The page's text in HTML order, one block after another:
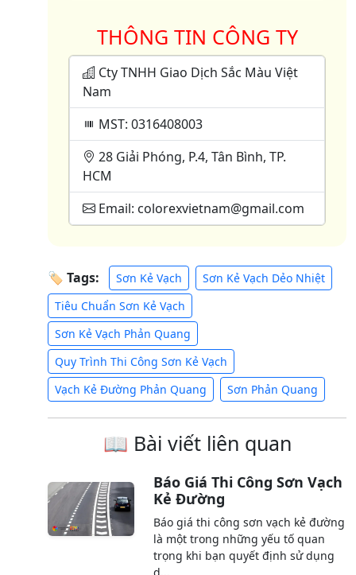
THÔNG TIN CÔNG TY
Cty TNHH Giao Dịch Sắc Màu Việt
Nam
MST: 0316408003
28 Giải Phóng, P.4, Tân Bình, TP.
HCM
Email: colorexvietnam@gmail.com
🏷 Tags: Sơn Kẻ Vạch
Sơn Kẻ Vạch Dẻo Nhiệt
Tiêu Chuẩn Sơn Kẻ Vạch
Sơn Kẻ Vạch Phản Quang
Quy Trình Thi Công Sơn Kẻ Vạch
Vạch Kẻ Đường Phản Quang
Sơn Phản Quang
📖 Bài viết liên quan
Báo Giá Thi Công Sơn Vạch
Kẻ Đường
Báo giá thi công sơn vạch kẻ đường
là một trong những yếu tố quan
trọng khi bạn quyết định sử dụng
d...